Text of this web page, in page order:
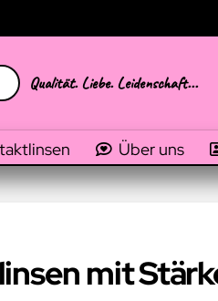
Qualität. Liebe. Leidenschaft...
Über uns
mit